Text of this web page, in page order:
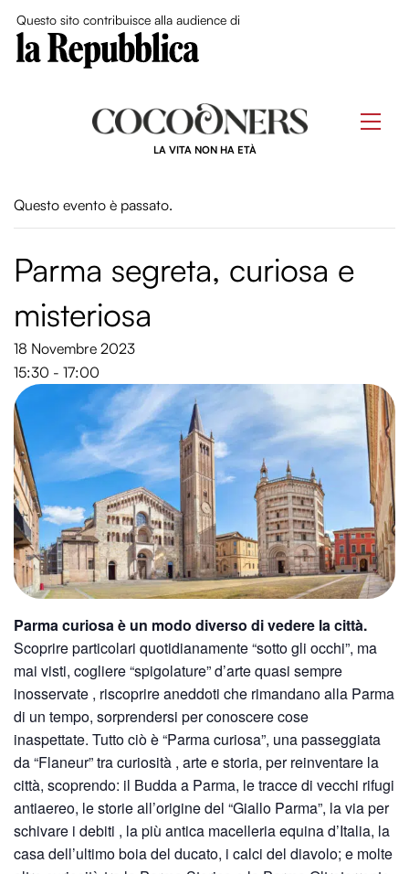
Questo sito contribuisce alla audience di
LA VITA NON HA ETÀ
Questo evento è passato.
Parma segreta, curiosa e
misteriosa
18 Novembre 2023
15:30 - 17:00
Parma curiosa è un modo diverso di vedere la città.
Scoprire particolari quotidianamente “sotto gli occhi”, ma
mai visti, cogliere “spigolature” d’arte quasi sempre
inosservate , riscoprire aneddoti che rimandano alla Parma
di un tempo, sorprendersi per conoscere cose
inaspettate. Tutto ciò è “Parma curiosa”, una passeggiata
da “Flaneur” tra curiosità , arte e storia, per reinventare la
città, scoprendo: il Budda a Parma, le tracce di vecchi rifugi
antiaereo, le storie all’origine del “Giallo Parma”, la via per
schivare i debiti , la più antica macelleria equina d’Italia, la
casa dell’ultimo boia del ducato, i calci del diavolo; e molte